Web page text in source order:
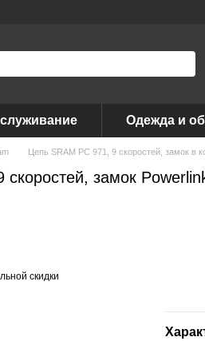
Одежда и
Цепь SRAM PC 971, 9 скоростей, замок в
замок
скидки